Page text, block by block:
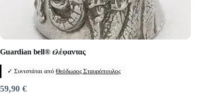
Guardian bell® ελέφαντας
✓ Συνιστάται από Θεόδωρος Σταυρόπουλος
59,90 €